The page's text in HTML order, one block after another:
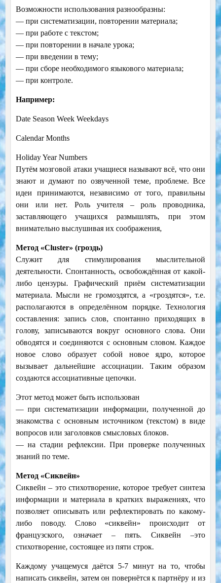
Возможности использования разнообразны:
— при систематизации, повторении материала;
— при работе с текстом;
— при повторении в начале урока;
— при введении в тему;
— при сборе необходимого языкового материала;
— при контроле.
Например:
Date Season Week Weekdays
Calendar Months
Holiday Year Numbers
Путём мозговой атаки учащиеся называют всё, что они
знают и думают по озвученной теме, проблеме. Все
идеи принимаются, независимо от того, правильны
они или нет. Роль учителя – роль проводника,
заставляющего учащихся размышлять, при этом
внимательно выслушивая их соображения,
Метод «Cluster» (гроздь)
Служит для стимулирования мыслительной
деятельности. Спонтанность, освобождённая от какой-
либо цензуры. Графический приём систематизации
материала. Мысли не громоздятся, а «гроздятся», т.е.
располагаются в определённом порядке. Технология
составления: запись слов, спонтанно приходящих в
голову, записываются вокруг основного слова. Они
обводятся и соединяются с основным словом. Каждое
новое слово образует собой новое ядро, которое
вызывает дальнейшие ассоциации. Таким образом
создаются ассоциативные цепочки.
Этот метод может быть использован
— при систематизации информации, полученной до
знакомства с основным источником (текстом) в виде
вопросов или заголовков смысловых блоков.
— на стадии рефлексии. При проверке полученных
знаний по теме.
Метод «Сиквейн»
Сиквейн – это стихотворение, которое требует синтеза
информации и материала в кратких выражениях, что
позволяет описывать или рефлектировать по какому-
либо поводу. Слово «сиквейн» происходит от
французского, означает – пять. Сиквейн –это
стихотворение, состоящее из пяти строк.
Каждому учащемуся даётся 5-7 минут на то, чтобы
написать сиквейн, затем он повернётся к партнёру и из